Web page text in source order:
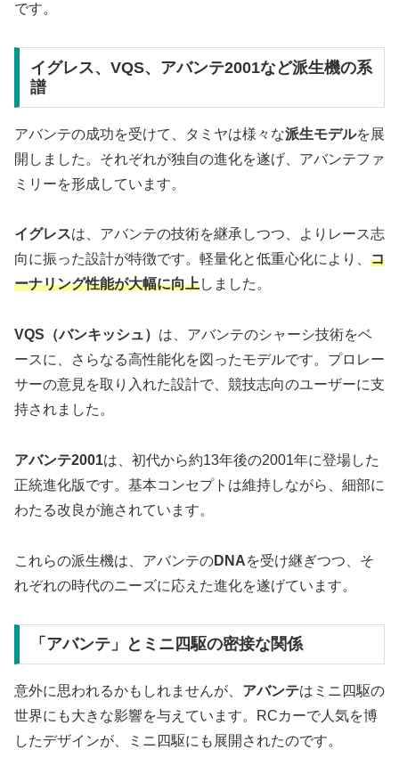
です。
イグレス、VQS、アバンテ2001など派生機の系
譜
アバンテの成功を受けて、タミヤは様々な派生モデルを展
開しました。それぞれが独自の進化を遂げ、アバンテファ
ミリーを形成しています。
イグレスは、アバンテの技術を継承しつつ、よりレース志
向に振った設計が特徴です。軽量化と低重心化により、 コ
ーナリング性能が大幅に向上しました。
VQS（バンキッシュ） は、アバンテのシャーシ技術をベ
ースに、さらなる高性能化を図ったモデルです。プロレー
サーの意見を取り入れた設計で、競技志向のユーザーに支
持されました。
アバンテ2001は、初代から約13年後の2001年に登場した
正統進化版です。基本コンセプトは維持しながら、細部に
わたる改良が施されています。
これらの派生機は、アバンテのDNAを受け継ぎつつ、そ
れぞれの時代のニーズに応えた進化を遂げています。
「アバンテ」とミニ四駆の密接な関係
意外に思われるかもしれませんが、 アバンテはミニ四駆の
世界にも大きな影響を与えています。RCカーで人気を博
したデザインが、ミニ四駆にも展開されたのです。